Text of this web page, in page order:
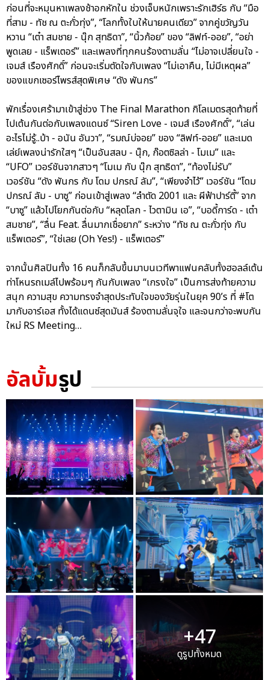
ก่อนที่จะหมุนหาเพลงช้าอกหักใน ช่วงเจ็บหนักเพราะรักเฮิร์ธ กับ “มือ
ที่สาม - ทัช ณ ตะกั่วทุ่ง”, “โลกทั้งใบให้นายคนเดียว” จากคู่ขวัญวัน
หวาน “เต๋า สมชาย - นุ๊ก สุทธิดา”, “นิ้วก้อย” ของ “ลิฟท์-ออย”, “อย่า
พูดเลย - แร็พเตอร์” และเพลงที่ทุกคนร้องตามลั่น “ไม่อาจเปลี่ยนใจ -
เจมส์ เรืองศักดิ์” ก่อนจะเริ่มตัดใจกับเพลง “ไม่เอาคืน, ไม่มีเหตุผล”
ของแขกเซอร์ไพรส์สุดพิเศษ “ดัง พันกร”
พักเรื่องเศร้ามาเข้าสู่ช่วง The Final Marathon กิโลเมตรสุดท้ายที่
ไปเต้นกันต่อกับเพลงแดนซ์ “Siren Love - เจมส์ เรืองศักดิ์”, “เล่น
อะไรไม่รู้..บ้า - อนัน อันวา”, “รมณ์บ่จอย” ของ “ลิฟท์-ออย” และเมด
เล่ย์เพลงน่ารักใสๆ “เป็นอันสลบ - นุ๊ก, ก๊อตซิลล่า - โมเม” และ
“UFO” เวอร์ชันจากสาวๆ “โมเม กับ นุ๊ก สุทธิดา”, “ท้องไม่รับ”
เวอร์ชัน “ดัง พันกร กับ โดม ปกรณ์ ลัม”, “เพียงจำไว้” เวอร์ชัน “โดม
ปกรณ์ ลัม - บาซู” ก่อนเข้าสู่เพลง “ลำตัด 2001 และ ผีฟ้าปาร์ตี้” จาก
“บาซู” แล้วไปโยกกันต่อกับ “หลุดโลก - ไวตามิน เอ”, “บอดี้การ์ด - เต๋า
สมชาย”, “ลื่น Feat. ลื่นมากเชื่อยาก” ระหว่าง “ทัช ณ ตะกั่วทุ่ง กับ
แร็พเตอร์”, “ใช่เลย (Oh Yes!) - แร็พเตอร์”
จากนั้นศิลปินทั้ง 16 คนก็กลับขึ้นมาบนเวทีพาแฟนคลับทั้งฮอลล์เต้น
ท่าโหนรถเมล์ไปพร้อมๆ กันกับเพลง “เกรงใจ” เป็นการส่งท้ายความ
สนุก ความสุข ความทรงจำสุดประทับใจของวัยรุ่นในยุค 90’s ที่ #โต
มากับอาร์เอส ทั้งได้แดนซ์สุดมันส์ ร้องตามลั่นจุใจ และจนกว่าจะพบกัน
ใหม่ RS Meeting…
อัลบั้มรูป
+47
ดูรูปทั้งหมด